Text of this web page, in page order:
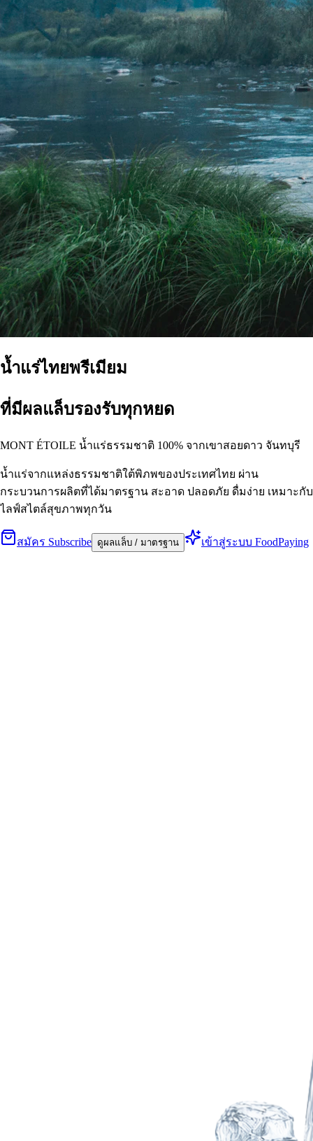
น้ำแร่ไทยพรีเมียม
ที่มีผลแล็บรองรับทุกหยด
MONT ÉTOILE น้ำแร่ธรรมชาติ 100% จากเขาสอยดาว จันทบุรี
น้ำแร่จากแหล่งธรรมชาติใต้พิภพของประเทศไทย ผ่าน
กระบวนการผลิตที่ได้มาตรฐาน สะอาด ปลอดภัย ดื่มง่าย เหมาะกับ
ไลฟ์สไตล์สุขภาพทุกวัน
สมัคร Subscribe ดูผลแล็บ / มาตรฐาน เข้าสู่ระบบ FoodPaying